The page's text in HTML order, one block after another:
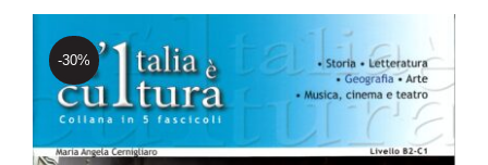
wynosiła:
wynosi:
-30%